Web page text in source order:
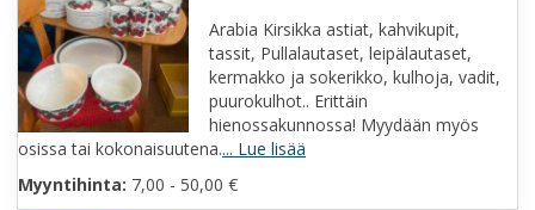
Arabia Kirsikka astiat, kahvikupit,
tassit, Pullalautaset, leipälautaset,
kermakko ja sokerikko, kulhoja, vadit,
puurokulhot.. Erittäin
hienossakunnossa! Myydään myös
osissa tai kokonaisuutena.... Lue lisää
Myyntihinta: 7,00 - 50,00 €